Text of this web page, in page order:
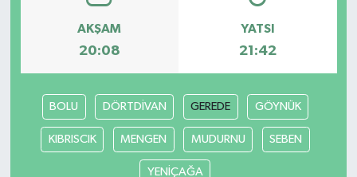
AKŞAM
20:08
YATSI
21:42
BOLU DÖRTDİVAN GEREDE GÖYNÜK
KIBRISCIK MENGEN MUDURNU SEBEN
YENİÇAĞA